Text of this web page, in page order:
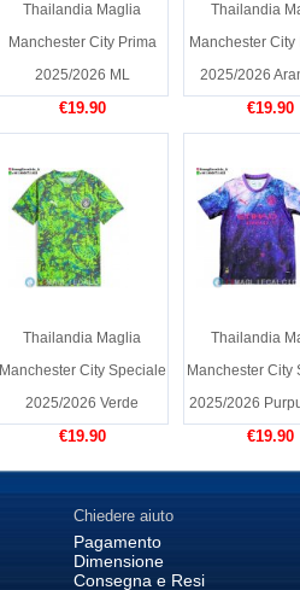
Thailandia Maglia
Manchester City Prima
2025/2026 ML
€19.90
Thailandia
Manchester City
2025/2026
€19.90
Thailandia Maglia
Manchester City Speciale
2025/2026 Verde
€19.90
Thailandia
Manchester City
2025/2026
€19.90
Chiedere aiuto
Pagamento
Dimensione
Consegna e Resi